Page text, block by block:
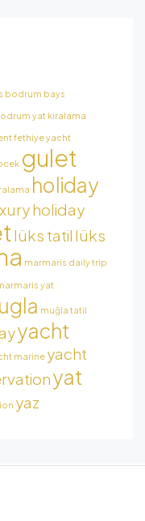
bodrum bays
yat kiralama
fethiye yacht
gulet
holiday
holiday
lüks tatil lüks
marmaris daily trip
yat
muğla tatil
yacht
marine yacht
yat
yaz